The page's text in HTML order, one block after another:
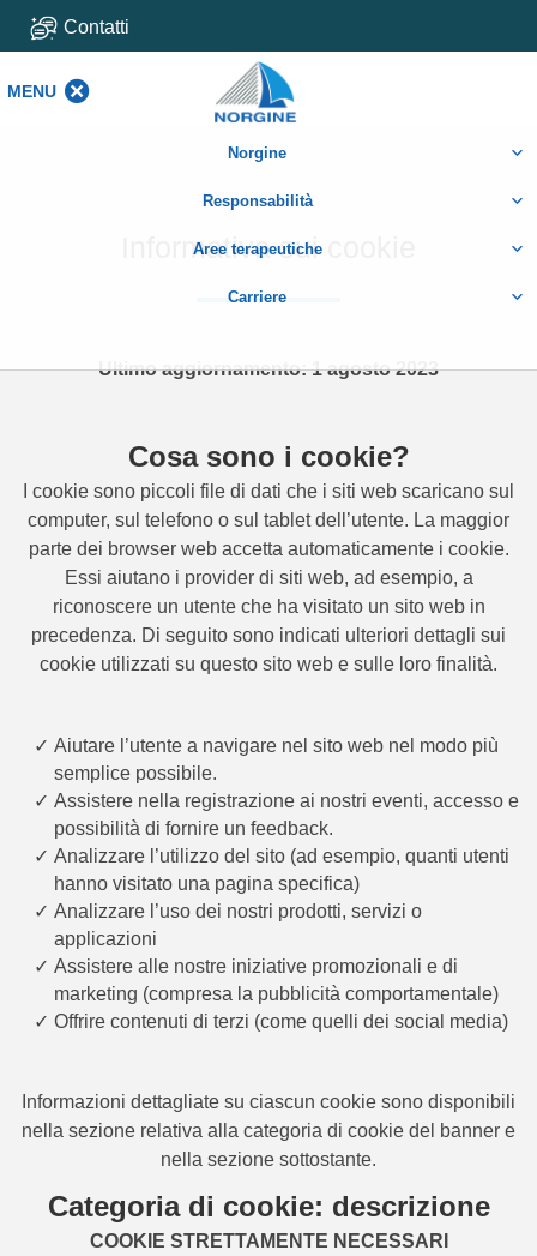
Contatti
MENU
Norgine
Responsabilità
Aree terapeutiche
Carriere
Informativa sui cookie
Ultimo aggiornamento: 1 agosto 2023
Cosa sono i cookie?
I cookie sono piccoli file di dati che i siti web scaricano sul
computer, sul telefono o sul tablet dell’utente. La maggior
parte dei browser web accetta automaticamente i cookie.
Essi aiutano i provider di siti web, ad esempio, a
riconoscere un utente che ha visitato un sito web in
precedenza. Di seguito sono indicati ulteriori dettagli sui
cookie utilizzati su questo sito web e sulle loro finalità.
Aiutare l’utente a navigare nel sito web nel modo più
semplice possibile.
Assistere nella registrazione ai nostri eventi, accesso e
possibilità di fornire un feedback.
Analizzare l’utilizzo del sito (ad esempio, quanti utenti
hanno visitato una pagina specifica)
Analizzare l’uso dei nostri prodotti, servizi o
applicazioni
Assistere alle nostre iniziative promozionali e di
marketing (compresa la pubblicità comportamentale)
Offrire contenuti di terzi (come quelli dei social media)
Informazioni dettagliate su ciascun cookie sono disponibili
nella sezione relativa alla categoria di cookie del banner e
nella sezione sottostante.
Categoria di cookie: descrizione
COOKIE STRETTAMENTE NECESSARI